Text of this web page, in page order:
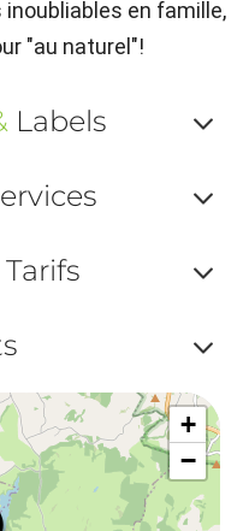
en famille,
"au naturel"!
Labels
ou
ou
Tarifs
ou
ou
+
−